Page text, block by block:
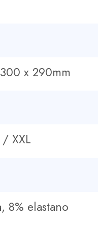
x 290mm
XXL
8% elastano